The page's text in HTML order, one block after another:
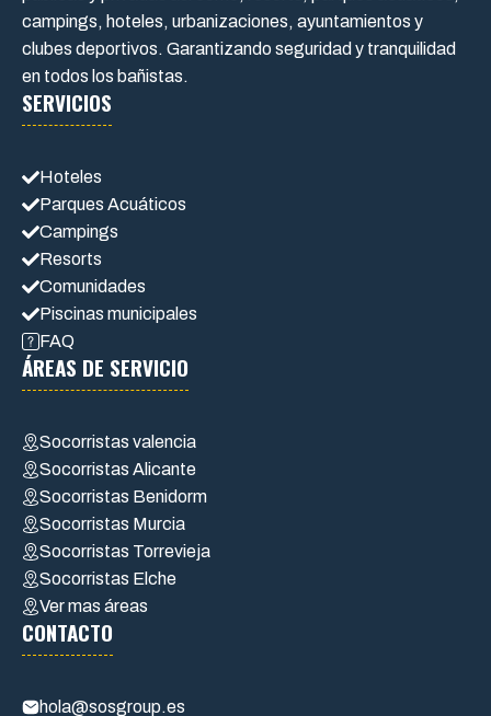
campings, hoteles, urbanizaciones, ayuntamientos y
clubes deportivos. Garantizando seguridad y tranquilidad
en todos los bañistas.
SERVICIOS
Hoteles
Parques Acuáticos
Campings
Resorts
Comunidades
Piscinas municipales
FAQ
ÁREAS DE SERVICIO
Socorristas valencia
Socorristas Alicante
Socorristas Benidorm
Socorristas Murcia
Socorristas Torrevieja
Socorristas Elche
Ver mas áreas
CONTACTO
hola@sosgroup.es